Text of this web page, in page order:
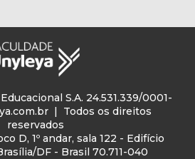
S.A. 24.531.339/0001-
| Todos os direitos
reservados
D, 1º andar, sala 122 - Edifício
DF - Brasil 70.711-040